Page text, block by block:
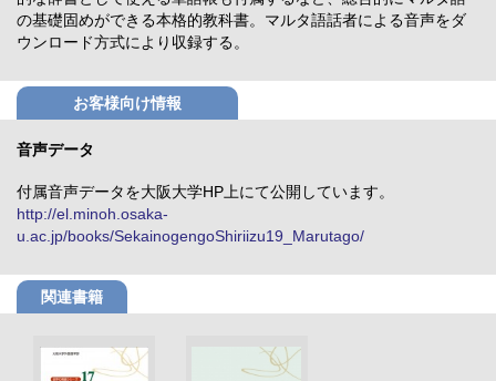
の基礎固めができる本格的教科書。マルタ語話者による音声をダ
ウンロード方式により収録する。
お客様向け情報
音声データ
付属音声データを大阪大学HP上にて公開しています。
http://el.minoh.osaka-
u.ac.jp/books/SekainogengoShiriizu19_Marutago/
関連書籍